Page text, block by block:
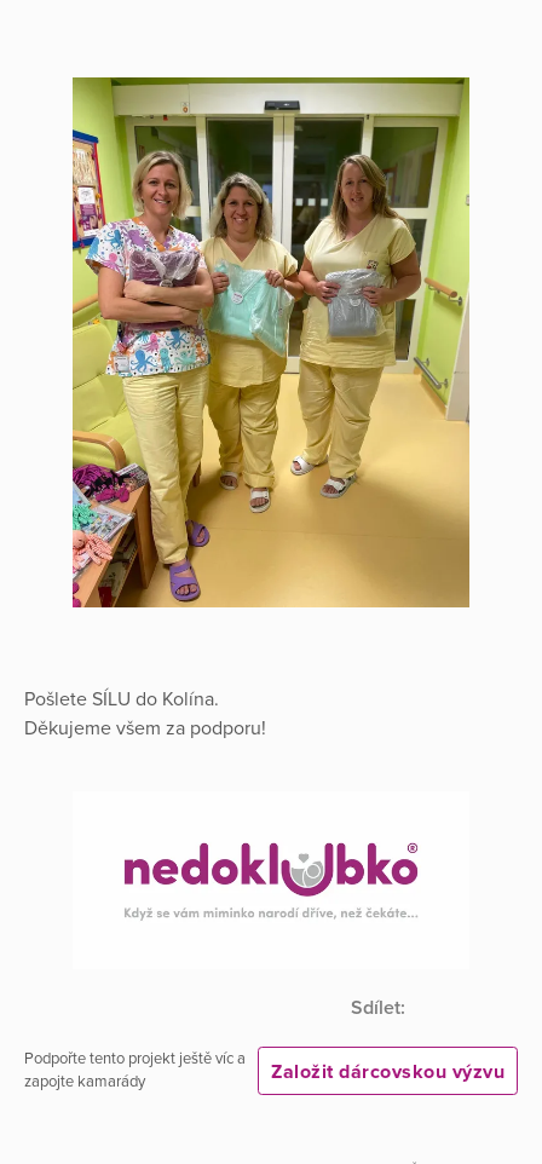
Pošlete SÍLU do Kolína.
Děkujeme všem za podporu!
Sdílet:
Podpořte tento projekt ještě víc a
zapojte kamarády
Založit dárcovskou výzvu